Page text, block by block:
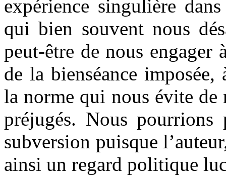
expérience singulière
qui bien souvent nous
peut-être de nous engager
de la bienséance
la norme qui nous évite de
préjugés. Nous
subversion puisque
ainsi un regard politique